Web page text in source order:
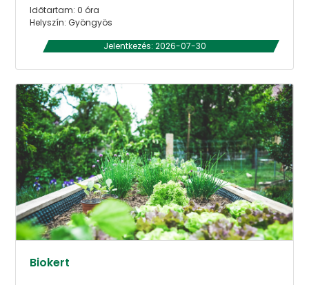
Időtartam: 0 óra
Helyszín: Gyöngyös
Jelentkezés: 2026-07-30
Biokert